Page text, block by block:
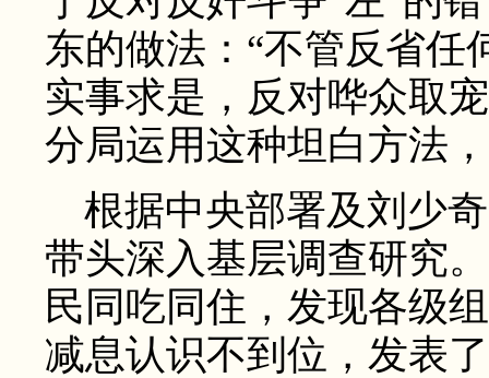
东的做法：“不管反省任
实事求是，反对哗众取
分局运用这种坦白方法
根据中央部署及刘少
带头深入基层调查研究
民同吃同住，发现各级
减息认识不到位，发表